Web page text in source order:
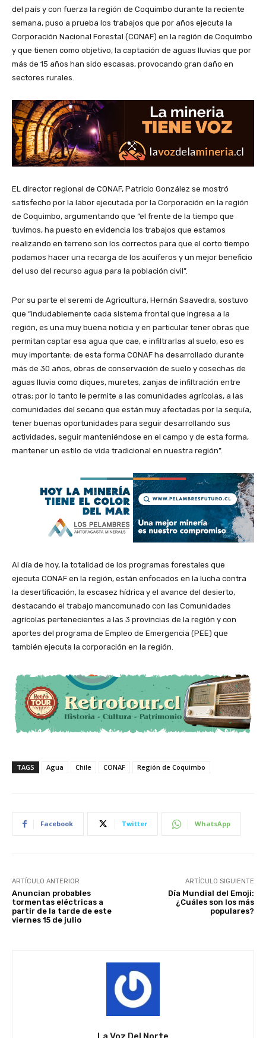
del país y con fuerza la región de Coquimbo durante la reciente
semana, puso a prueba los trabajos que por años ejecuta la
Corporación Nacional Forestal (CONAF) en la región de Coquimbo
y que tienen como objetivo, la captación de aguas lluvias que por
más de 15 años han sido escasas, provocando gran daño en
sectores rurales.
EL director regional de CONAF, Patricio González se mostró
satisfecho por la labor ejecutada por la Corporación en la región
de Coquimbo, argumentando que “el frente de la tiempo que
tuvimos, ha puesto en evidencia los trabajos que estamos
realizando en terreno son los correctos para que el corto tiempo
podamos hacer una recarga de los acuíferos y un mejor beneficio
del uso del recurso agua para la población civil”.
Por su parte el seremi de Agricultura, Hernán Saavedra, sostuvo
que “indudablemente cada sistema frontal que ingresa a la
región, es una muy buena noticia y en particular tener obras que
permitan captar esa agua que cae, e infiltrarlas al suelo, eso es
muy importante; de esta forma CONAF ha desarrollado durante
más de 30 años, obras de conservación de suelo y cosechas de
aguas lluvia como diques, muretes, zanjas de infiltración entre
otras; por lo tanto le permite a las comunidades agrícolas, a las
comunidades del secano que están muy afectadas por la sequía,
tener buenas oportunidades para seguir desarrollando sus
actividades, seguir manteniéndose en el campo y de esta forma,
mantener un estilo de vida tradicional en nuestra región”.
Al día de hoy, la totalidad de los programas forestales que
ejecuta CONAF en la región, están enfocados en la lucha contra
la desertificación, la escasez hídrica y el avance del desierto,
destacando el trabajo mancomunado con las Comunidades
agrícolas pertenecientes a las 3 provincias de la región y con
aportes del programa de Empleo de Emergencia (PEE) que
también ejecuta la corporación en la región.
TAGS Agua Chile CONAF Región de Coquimbo
Facebook Twitter WhatsApp
ARTÍCULO ANTERIOR
Anuncian probables
tormentas eléctricas a
partir de la tarde de este
viernes 15 de julio
ARTÍCULO SIGUIENTE
Día Mundial del Emoji:
¿Cuáles son los más
populares?